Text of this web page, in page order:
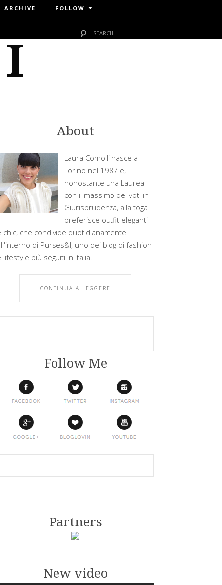
ARCHIVE FOLLOW
About
Laura Comolli nasce a
Torino nel 1987 e,
nonostante una Laurea
con il massimo dei voti in
Giurisprudenza, alla toga
preferisce outfit eleganti
chic, che condivide quotidianamente
di Purses&I, uno dei blog di fashion
lifestyle più seguiti in Italia.
CONTINUA A LEGGERE
Follow Me
Partners
New video